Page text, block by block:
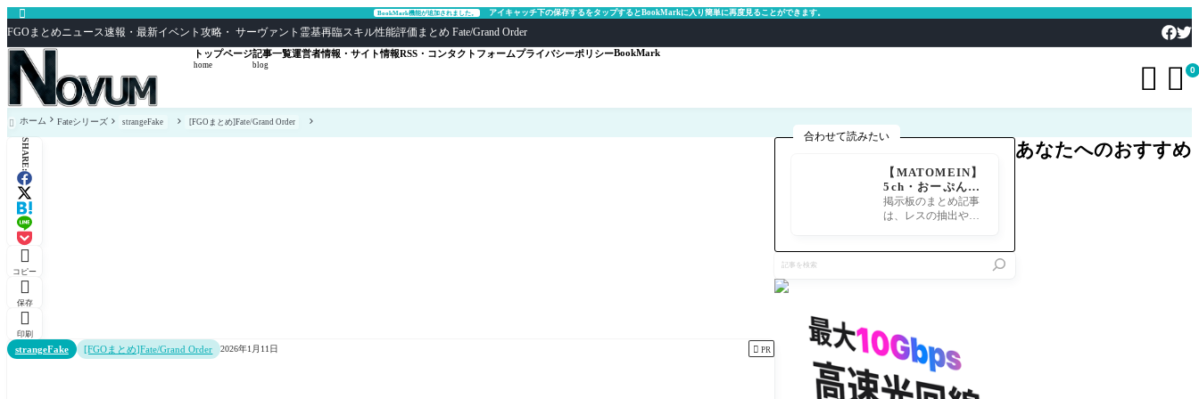
 BookMark機能が追加されました。 アイキャッチ下の保存するをタップするとBookMarkに入り簡単に再度見ることができます。
FGOまとめニュース速報・最新イベント攻略・ サーヴァント霊基再臨スキル性能評価まとめ Fate/Grand Order
トップページ
home
記事一覧
blog
運営者情報・サイト情報RSS・コンタクトフォームプライバシーポリシーBookMark
  0
 ホーム Fateシリーズ strangeFake [FGOまとめ]Fate/Grand Order
SHARE:

コピー

保存

印刷
strangeFake [FGOまとめ]Fate/Grand Order 2026年1月11日  PR
合わせて読みたい
【MATOMEIN】
5ch・おーぷん2
ちゃん・したら
ば・ガルちゃん・
掲示板のまとめ記事
は、レスの抽出や整
を
検
あなたへのおすすめ